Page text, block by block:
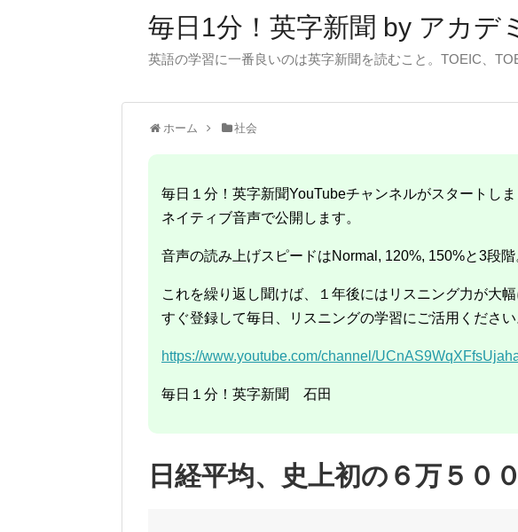
毎日1分！英字新聞 by アカデ
英語の学習に一番良いのは英字新聞を読むこと。TOEIC、
ホーム 社会
毎日１分！英字新聞YouTubeチャンネルがスタートし
ネイティブ音声で公開します。
音声の読み上げスピードはNormal, 120%, 150%と3段階
これを繰り返し聞けば、１年後にはリスニング力が大
すぐ登録して毎日、リスニングの学習にご活用ください
https://www.youtube.com/channel/
毎日１分！英字新聞 石田
日経平均、史上初の６万５０